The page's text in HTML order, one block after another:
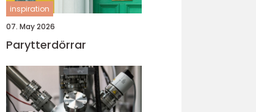
inspiration
07. May 2026
Parytterdörrar